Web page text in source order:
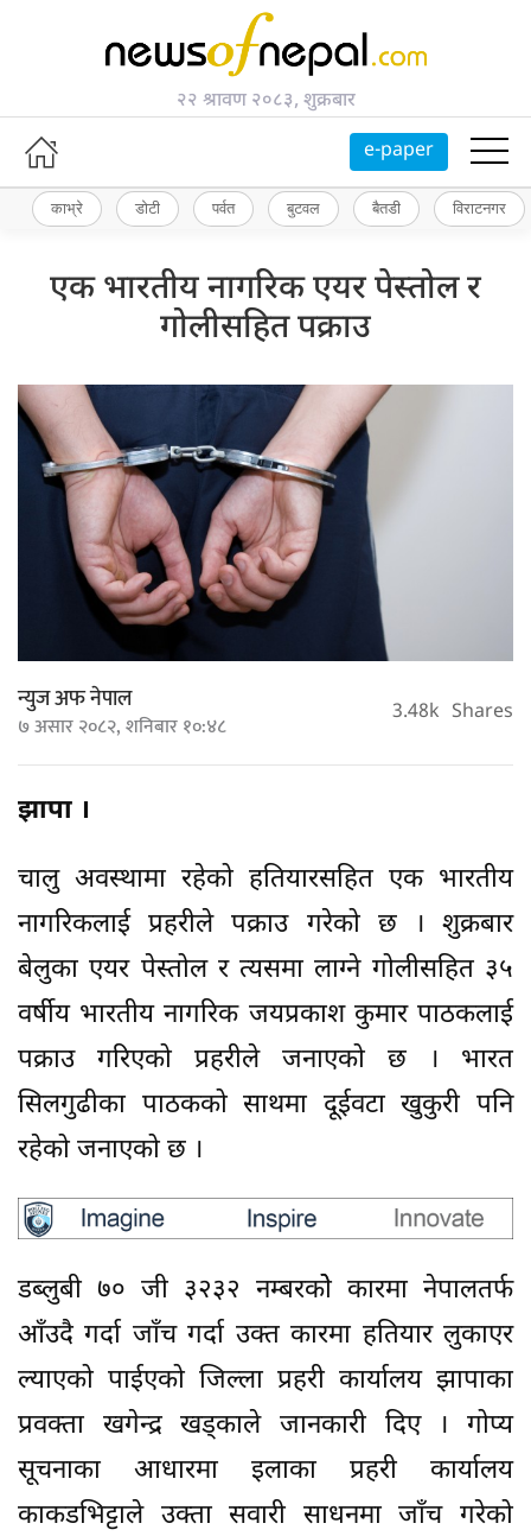
२२ श्रावण २०८३, शुक्रबार
e-paper
काभ्रे डोटी पर्वत बुटवल बैतडी विराटनगर
एक भारतीय नागरिक एयर पेस्तोल र
गोलीसहित पक्राउ
न्युज अफ नेपाल
७ असार २०८२, शनिबार १०:४८ 3.48k Shares
झापा ।
चालु अवस्थामा रहेको हतियारसहित एक भारतीय
नागरिकलाई प्रहरीले पक्राउ गरेको छ । शुक्रबार
बेलुका एयर पेस्तोल र त्यसमा लाग्ने गोलीसहित ३५
वर्षीय भारतीय नागरिक जयप्रकाश कुमार पाठकलाई
पक्राउ गरिएको प्रहरीले जनाएको छ । भारत
सिलगुढीका पाठकको साथमा दूईवटा खुकुरी पनि
रहेको जनाएको छ ।
डब्लुबी ७० जी ३२३२ नम्बरकोे कारमा नेपालतर्फ
आँउदै गर्दा जाँच गर्दा उक्त कारमा हतियार लुकाएर
ल्याएको पाईएको जिल्ला प्रहरी कार्यालय झापाका
प्रवक्ता खगेन्द्र खड्काले जानकारी दिए । गोप्य
सूचनाका आधारमा इलाका प्रहरी कार्यालय
काकडभिट्टाले उक्ता सवारी साधनमा जाँच गरेको